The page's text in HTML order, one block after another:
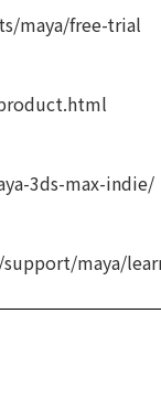
maya/free-trial
3ds-max-indie/
maya/